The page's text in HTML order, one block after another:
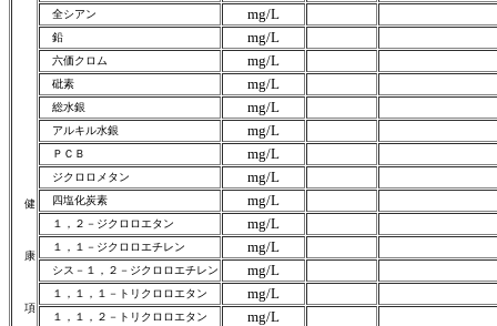
健
康
項
全シアン mg/L
鉛 mg/L
六価クロム mg/L
砒素 mg/L
総水銀 mg/L
アルキル水銀 mg/L
ＰＣＢ mg/L
ジクロロメタン mg/L
四塩化炭素 mg/L
１，２－ジクロロエタン mg/L
１，１－ジクロロエチレン mg/L
シス－１，２－ジクロロエチレン mg/L
１，１，１－トリクロロエタン mg/L
１，１，２－トリクロロエタン mg/L